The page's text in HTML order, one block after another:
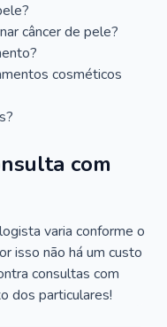
câncer de pele?
cosméticos
com
varia conforme o
isso não há um custo
consultas com
dos particulares!